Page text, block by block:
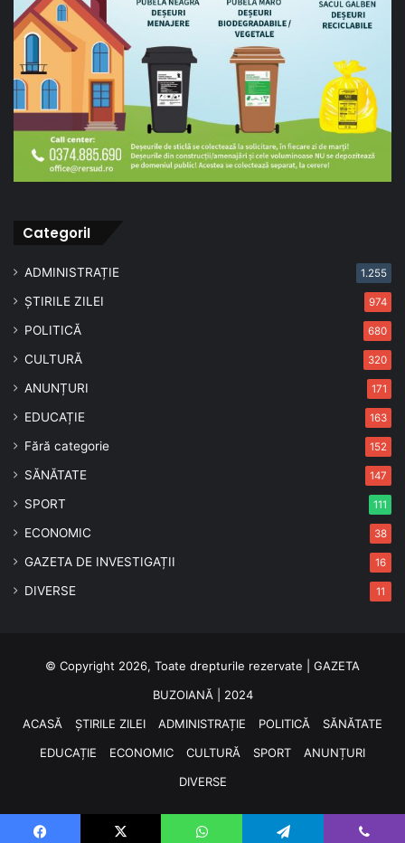
CategoriI
ADMINISTRAȚIE 1.255
ȘTIRILE ZILEI 974
POLITICĂ 680
CULTURĂ 320
ANUNȚURI 171
EDUCAȚIE 163
Fără categorie 152
SĂNĂTATE 147
SPORT 111
ECONOMIC 38
GAZETA DE INVESTIGAȚII 16
DIVERSE 11
© Copyright 2026, Toate drepturile rezervate | GAZETA
BUZOIANĂ | 2024
ACASĂ
ȘTIRILE ZILEI ADMINISTRAȚIE POLITICĂ
SĂNĂTATE
EDUCAȚIE
ECONOMIC CULTURĂ SPORT
ANUNȚURI
DIVERSE